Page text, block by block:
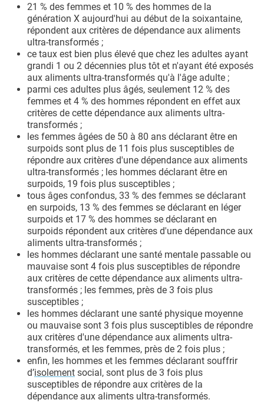
21 % des femmes et 10 % des hommes de la
génération X aujourd'hui au début de la soixantaine,
répondent aux critères de dépendance aux aliments
ultra-transformés ;
ce taux est bien plus élevé que chez les adultes ayant
grandi 1 ou 2 décennies plus tôt et n'ayant été exposés
aux aliments ultra-transformés qu'à l'âge adulte ;
parmi ces adultes plus âgés, seulement 12 % des
femmes et 4 % des hommes répondent en effet aux
critères de cette dépendance aux aliments ultra-
transformés ;
les femmes âgées de 50 à 80 ans déclarant être en
surpoids sont plus de 11 fois plus susceptibles de
répondre aux critères d'une dépendance aux aliments
ultra-transformés ; les hommes déclarant être en
surpoids, 19 fois plus susceptibles ;
tous âges confondus, 33 % des femmes se déclarant
en surpoids, 13 % des femmes se déclarant en léger
surpoids et 17 % des hommes se déclarant en
surpoids répondent aux critères d'une dépendance aux
aliments ultra-transformés ;
les hommes déclarant une santé mentale passable ou
mauvaise sont 4 fois plus susceptibles de répondre
aux critères de cette dépendance aux aliments ultra-
transformés ; les femmes, près de 3 fois plus
susceptibles ;
les hommes déclarant une santé physique moyenne
ou mauvaise sont 3 fois plus susceptibles de répondre
aux critères d'une dépendance aux aliments ultra-
transformés, et les femmes, près de 2 fois plus ;
enfin, les hommes et les femmes déclarant souffrir
d’isolement social, sont plus de 3 fois plus
susceptibles de répondre aux critères de la
dépendance aux aliments ultra-transformés.